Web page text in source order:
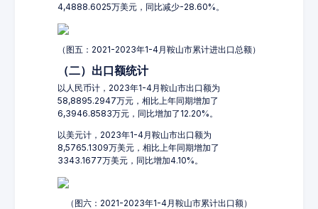
4,4888.6025万美元，同比减少-28.60%。
（图五：2021-2023年1-4月鞍山市累计进出口总额）
（二）出口额统计
以人民币计，2023年1-4月鞍山市出口额为
58,8895.2947万元，相比上年同期增加了
6,3946.8583万元，同比增加了12.20%。
以美元计，2023年1-4月鞍山市出口额为
8,5765.1309万美元，相比上年同期增加了
3343.1677万美元，同比增加4.10%。
（图六：2021-2023年1-4月鞍山市累计出口额）